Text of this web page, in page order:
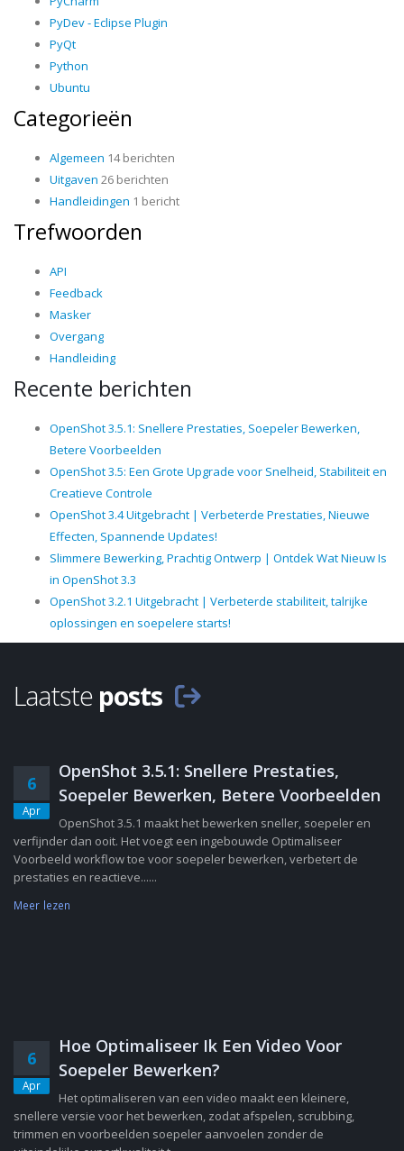
PyDev - Eclipse Plugin
PyQt
Python
Ubuntu
Categorieën
Algemeen 14 berichten
Uitgaven 26 berichten
Handleidingen 1 bericht
Trefwoorden
API
Feedback
Masker
Overgang
Handleiding
Recente berichten
OpenShot 3.5.1: Snellere Prestaties, Soepeler Bewerken,
Betere Voorbeelden
OpenShot 3.5: Een Grote Upgrade voor Snelheid, Stabiliteit en
Creatieve Controle
OpenShot 3.4 Uitgebracht | Verbeterde Prestaties, Nieuwe
Effecten, Spannende Updates!
Slimmere Bewerking, Prachtig Ontwerp | Ontdek Wat Nieuw Is
in OpenShot 3.3
OpenShot 3.2.1 Uitgebracht | Verbeterde stabiliteit, talrijke
oplossingen en soepelere starts!
Laatste posts
6
Apr
OpenShot 3.5.1: Snellere Prestaties,
Soepeler Bewerken, Betere Voorbeelden
OpenShot 3.5.1 maakt het bewerken sneller, soepeler en
verfijnder dan ooit. Het voegt een ingebouwde Optimaliseer
Voorbeeld workflow toe voor soepeler bewerken, verbetert de
prestaties en reactieve......
Meer lezen
6
Apr
Hoe Optimaliseer Ik Een Video Voor
Soepeler Bewerken?
Het optimaliseren van een video maakt een kleinere,
snellere versie voor het bewerken, zodat afspelen, scrubbing,
trimmen en voorbeelden soepeler aanvoelen zonder de